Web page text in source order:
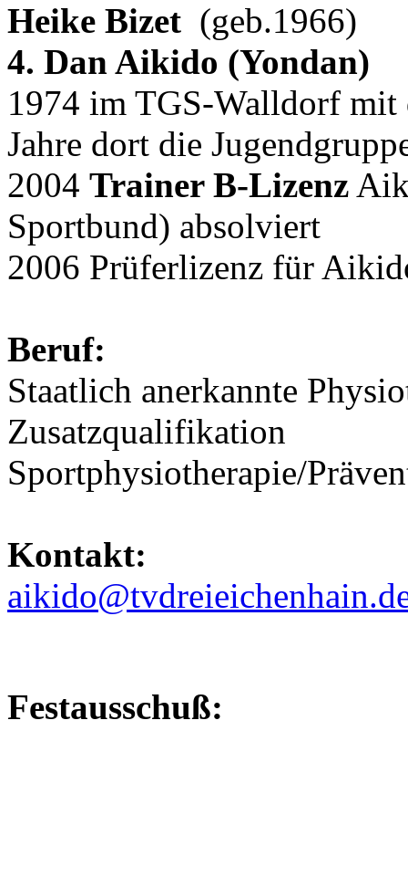
Heike Bizet (geb.1966)
4. Dan Aikido (Yondan)
1974 im TGS-Walldorf mit
Jahre dort die
2004 Trainer B-Lizenz
Sportbund) absolviert
2006 Prüferlizenz für
Beruf:
Staatlich anerkannte
Zusatzqualifikation
Sportphysiotherapie/
Kontakt:
Festausschuß: